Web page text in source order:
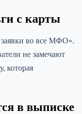
с карты
заявки во все МФО».
не замечают
которая
в выписке